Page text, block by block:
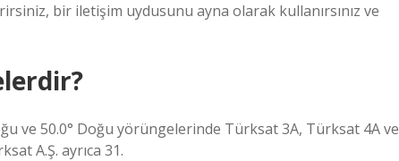
bir iletişim uydusunu ayna olarak kullanırsınız ve
ve 50.0° Doğu yörüngelerinde Türksat 3A, Türksat 4A ve
A.Ş. ayrıca 31.